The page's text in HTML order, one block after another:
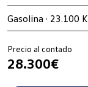
Gasolina · 23.100
Precio al contado
28.300€